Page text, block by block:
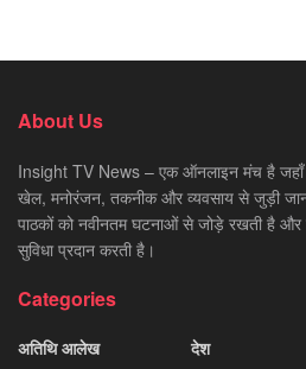
About Us
Insight TV News – एक ऑनलाइन मंच है जहाँ
खेल, मनोरंजन, तकनीक और व्यवसाय से जुड़ी
पाठकों को नवीनतम घटनाओं से जोड़े रखती है
सुविधा प्रदान करती है।
Categories
अतिथि आलेख
देश